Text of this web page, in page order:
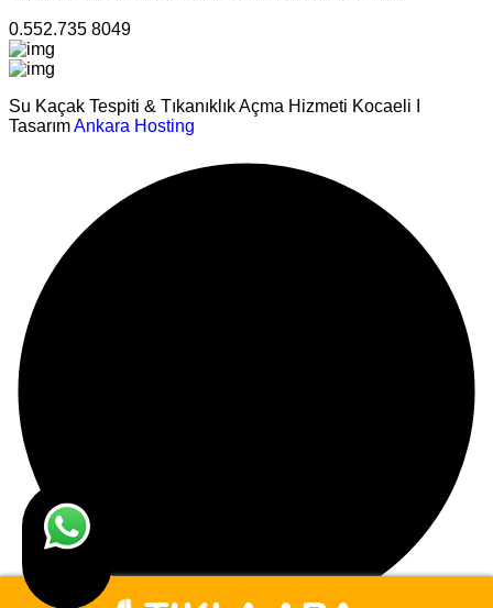
0.552.735 8049
Su Kaçak Tespiti & Tıkanıklık Açma Hizmeti Kocaeli I
TasarımAnkara Hosting